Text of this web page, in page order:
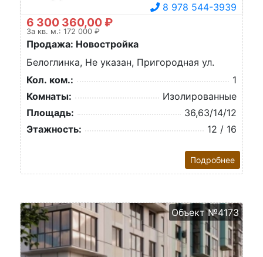
8 978 544-3939
6 300 360,00 ₽
За кв. м.: 172 000 ₽
Продажа: Новостройка
Белоглинка, Не указан, Пригородная ул.
Кол. ком.:
1
Комнаты:
Изолированные
Площадь:
36,63/14/12
Этажность:
12 / 16
Подробнее
Объект №4173